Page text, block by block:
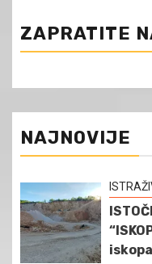
ZAPRATITE
NAJNOVIJE